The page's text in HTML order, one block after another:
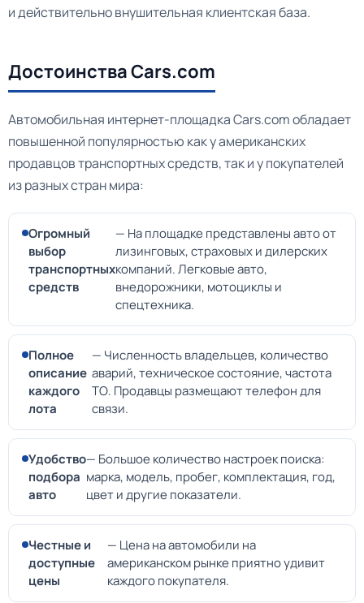
и действительно внушительная клиентская база.
Достоинства Cars.com
Автомобильная интернет-площадка Cars.com обладает
повышенной популярностью как у американских
продавцов транспортных средств, так и у покупателей
из разных стран мира:
Огромный
выбор
транспортных
средств
— На площадке представлены авто от
лизинговых, страховых и дилерских
компаний. Легковые авто,
внедорожники, мотоциклы и
спецтехника.
Полное
описание
каждого
лота
— Численность владельцев, количество
аварий, техническое состояние, частота
ТО. Продавцы размещают телефон для
связи.
Удобство
подбора
авто
— Большое количество настроек поиска:
марка, модель, пробег, комплектация, год,
цвет и другие показатели.
Честные и
доступные
цены
— Цена на автомобили на
американском рынке приятно удивит
каждого покупателя.